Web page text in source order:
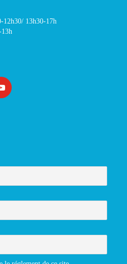
13h30-17h